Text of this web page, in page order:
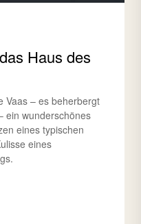
Haus des
Vaas – es beherbergt
ein wunderschönes
eines typischen
eines